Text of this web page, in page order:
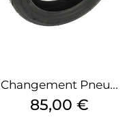
Changement Pneu...
Prix
85,00 €